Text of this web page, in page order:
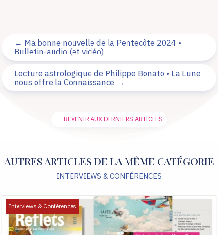
← Ma bonne nouvelle de la Pentecôte 2024 •
Bulletin-audio (et vidéo)
Lecture astrologique de Philippe Bonato • La Lune
nous offre la Connaissance →
REVENIR AUX DERNIERS ARTICLES
AUTRES ARTICLES DE LA MÊME CATÉGORIE
INTERVIEWS & CONFÉRENCES
Interviews & Conférences